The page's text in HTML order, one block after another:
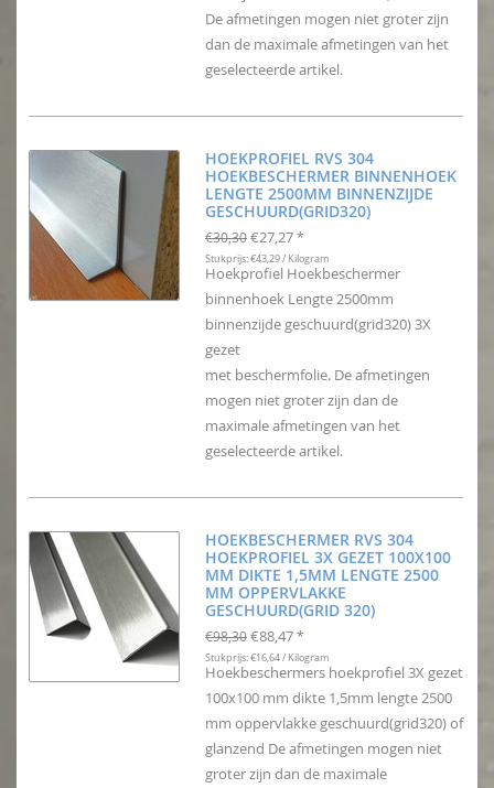
De afmetingen mogen niet groter zijn
dan de maximale afmetingen van het
geselecteerde artikel.
HOEKPROFIEL RVS 304
HOEKBESCHERMER BINNENHOEK
LENGTE 2500MM BINNENZIJDE
GESCHUURD(GRID320)
€30,30 €27,27 *
Stukprijs: €43,29 / Kilogram
Hoekprofiel Hoekbeschermer
binnenhoek Lengte 2500mm
binnenzijde geschuurd(grid320) 3X
gezet
met beschermfolie. De afmetingen
mogen niet groter zijn dan de
maximale afmetingen van het
geselecteerde artikel.
HOEKBESCHERMER RVS 304
HOEKPROFIEL 3X GEZET 100X100
MM DIKTE 1,5MM LENGTE 2500
MM OPPERVLAKKE
GESCHUURD(GRID 320)
€98,30 €88,47 *
Stukprijs: €16,64 / Kilogram
Hoekbeschermers hoekprofiel 3X gezet
100x100 mm dikte 1,5mm lengte 2500
mm oppervlakke geschuurd(grid320) of
glanzend De afmetingen mogen niet
groter zijn dan de maximale